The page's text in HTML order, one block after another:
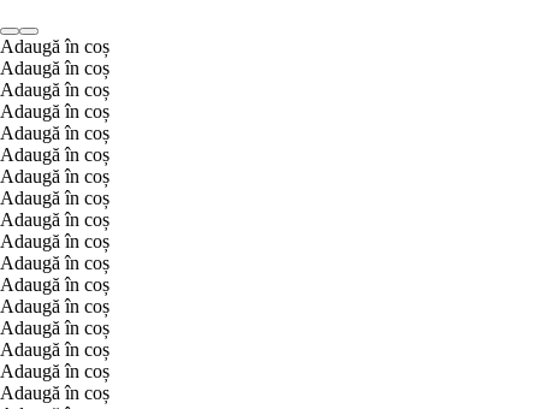
Adaugă în coș
Adaugă în coș
Adaugă în coș
Adaugă în coș
Adaugă în coș
Adaugă în coș
Adaugă în coș
Adaugă în coș
Adaugă în coș
Adaugă în coș
Adaugă în coș
Adaugă în coș
Adaugă în coș
Adaugă în coș
Adaugă în coș
Adaugă în coș
Adaugă în coș